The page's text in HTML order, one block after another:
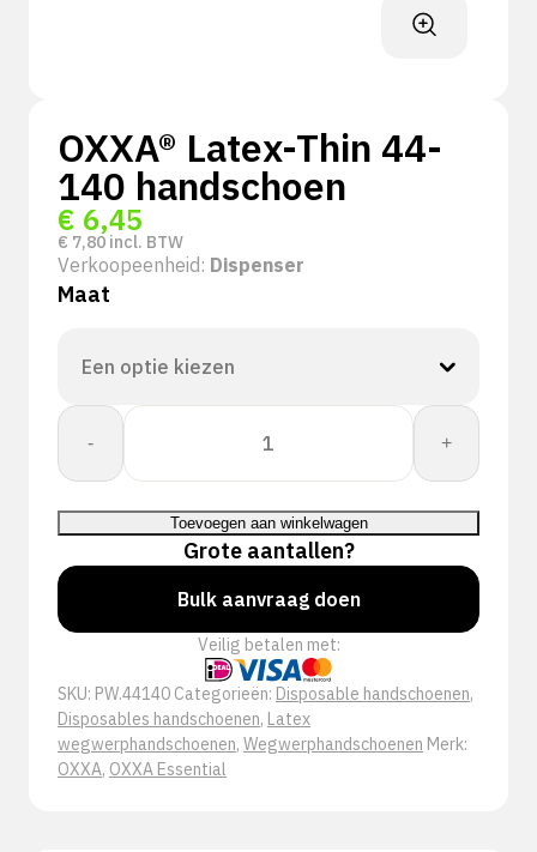
OXXA® Latex-Thin 44-
140 handschoen
€ 6,45
€ 7,80 incl. BTW
Verkoopeenheid: Dispenser
Maat
-
OXXA®
Latex-
Thin
44-
140
handschoen
aantal
+
Toevoegen aan winkelwagen
Grote aantallen?
Bulk aanvraag doen
Veilig betalen met:
SKU: PW.44140 Categorieën: Disposable handschoenen,
Disposables handschoenen, Latex
wegwerphandschoenen, Wegwerphandschoenen Merk:
OXXA, OXXA Essential